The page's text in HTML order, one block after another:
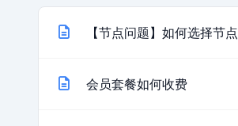
【节点问题】如何选择节点
会员套餐如何收费